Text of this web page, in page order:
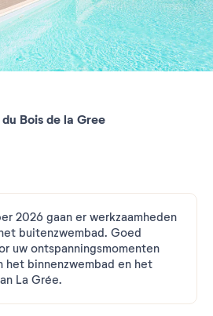
Bois de la Gree
2026 gaan er werkzaamheden
buitenzwembad. Goed
uw ontspanningsmomenten
het binnenzwembad en het
La Grée.